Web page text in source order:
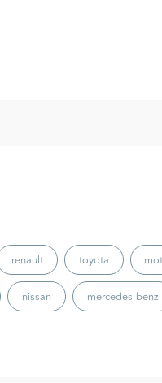
renault toyota
nissan mercedes benz